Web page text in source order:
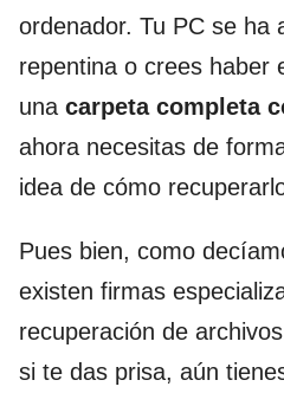
ordenador. Tu PC se ha
repentina o crees haber
una carpeta completa
ahora necesitas de
idea de cómo
Pues bien, como
existen firmas
recuperación de
si te das prisa, aún